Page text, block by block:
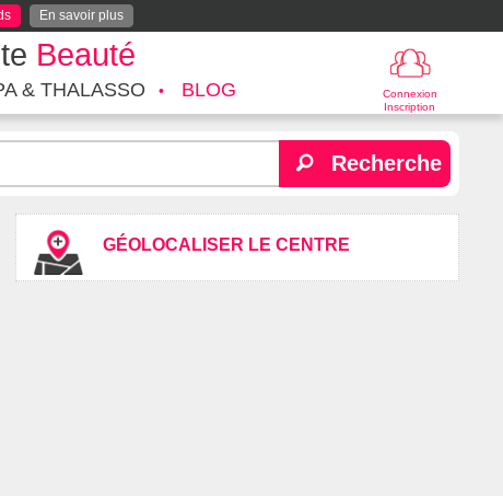
En savoir plus
Beauté
Connexion
Inscription
& THALASSO BLOG
Recherche
GÉOLOCALISER LE CENTRE